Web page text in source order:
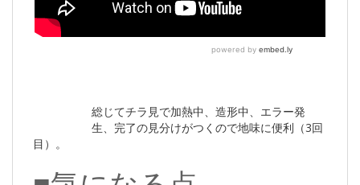
総じてチラ見で加熱中、造形中、エラー発
生、完了の見分けがつくので地味に便利（3回
目）。